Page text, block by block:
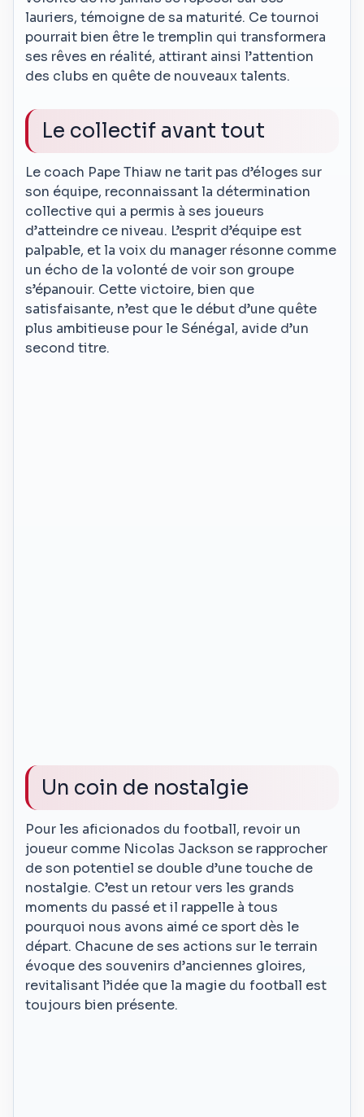
lauriers, témoigne de sa maturité. Ce tournoi
pourrait bien être le tremplin qui transformera
ses rêves en réalité, attirant ainsi l’attention
des clubs en quête de nouveaux talents.
Le collectif avant tout
Le coach Pape Thiaw ne tarit pas d’éloges sur
son équipe, reconnaissant la détermination
collective qui a permis à ses joueurs
d’atteindre ce niveau. L’esprit d’équipe est
palpable, et la voix du manager résonne comme
un écho de la volonté de voir son groupe
s’épanouir. Cette victoire, bien que
satisfaisante, n’est que le début d’une quête
plus ambitieuse pour le Sénégal, avide d’un
second titre.
Un coin de nostalgie
Pour les aficionados du football, revoir un
joueur comme Nicolas Jackson se rapprocher
de son potentiel se double d’une touche de
nostalgie. C’est un retour vers les grands
moments du passé et il rappelle à tous
pourquoi nous avons aimé ce sport dès le
départ. Chacune de ses actions sur le terrain
évoque des souvenirs d’anciennes gloires,
revitalisant l’idée que la magie du football est
toujours bien présente.